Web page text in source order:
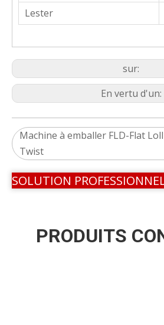
Lester
sur:
En vertu d'un:
Machine à emballer FLD-Flat
Twist
SOLUTION
PRODUITS